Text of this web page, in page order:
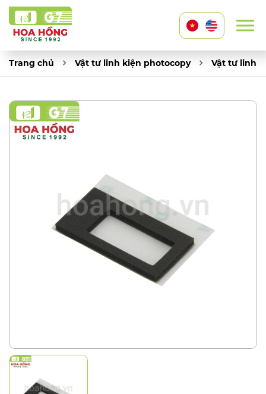
Trang chủ Vật tư linh kiện photocopy Vật tư linh